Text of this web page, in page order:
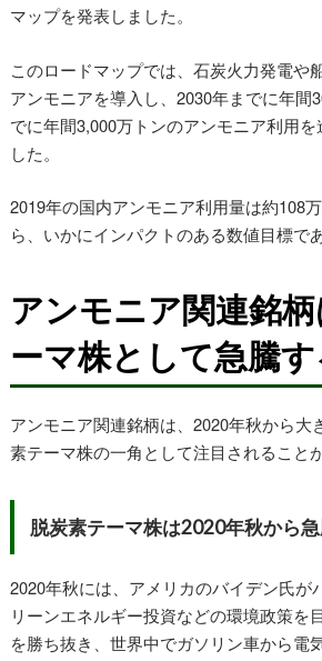
マップを発表しました。
このロードマップでは、石炭火力発電や
アンモニアを導入し、2030年までに年間
でに年間3,000万トンのアンモニア利用
した。
2019年の国内アンモニア利用量は約108
ら、いかにインパクトのある数値目標で
アンモニア関連銘
ーマ株として急騰す
アンモニア関連銘柄は、2020年秋から大
素テーマ株の一角として注目されること
脱炭素テーマ株は2020年秋から
2020年秋には、アメリカのバイデン氏が
リーンエネルギー投資などの環境政策を
を勝ち抜き、世界中でガソリン車から電